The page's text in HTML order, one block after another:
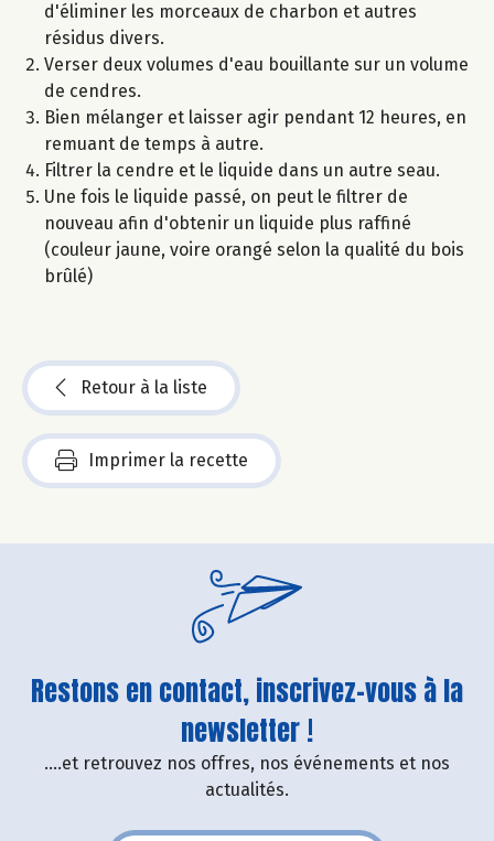
d'éliminer les morceaux de charbon et autres
résidus divers.
Verser deux volumes d'eau bouillante sur un volume
de cendres.
Bien mélanger et laisser agir pendant 12 heures, en
remuant de temps à autre.
Filtrer la cendre et le liquide dans un autre seau.
Une fois le liquide passé, on peut le filtrer de
nouveau afin d'obtenir un liquide plus raffiné
(couleur jaune, voire orangé selon la qualité du bois
brûlé)
Retour à la liste
Imprimer la recette
Restons en contact, inscrivez-vous à la
newsletter !
....et retrouvez nos offres, nos événements et nos
actualités.